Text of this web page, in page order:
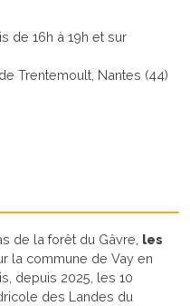
de 16h à 19h et sur
Trentemoult, Nantes (44)
de la forêt du Gâvre, les
la commune de Vay en
depuis 2025, les 10
des Landes du